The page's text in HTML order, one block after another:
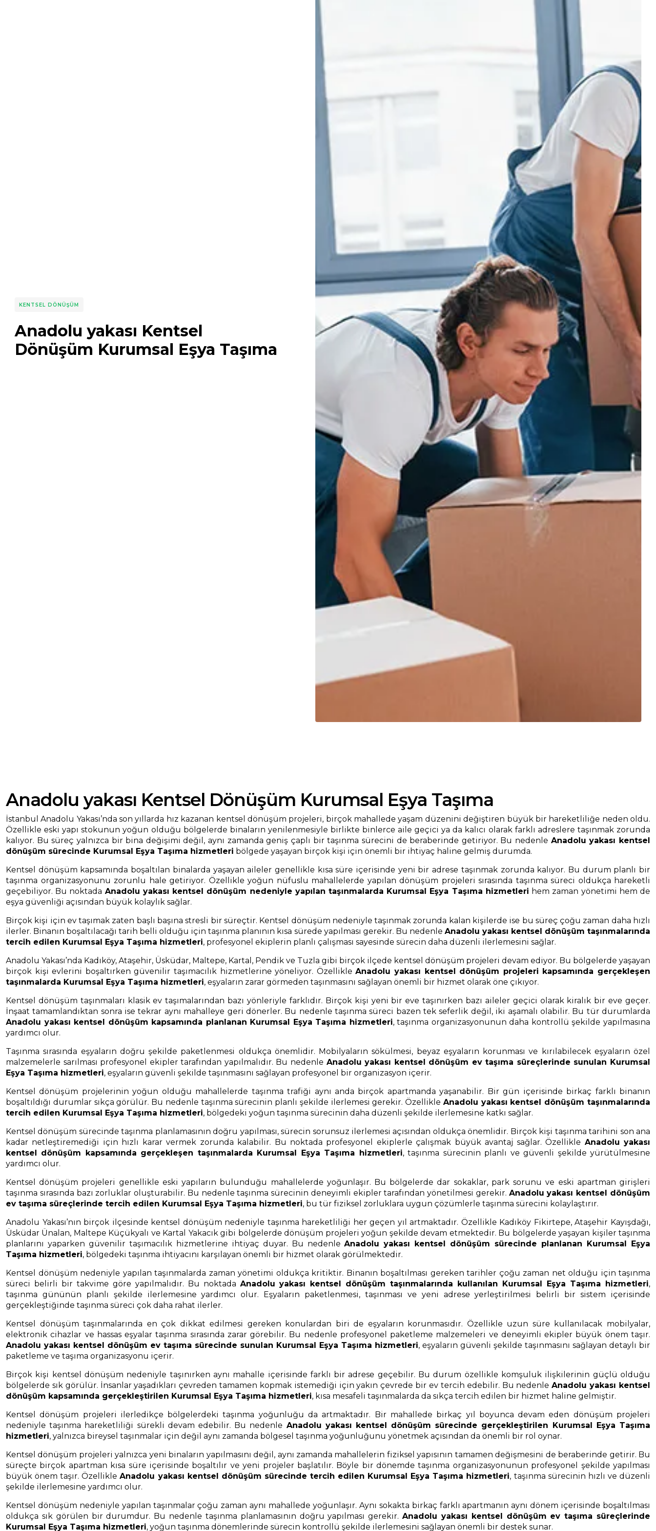
KENTSEL DÖNÜŞÜM
Anadolu yakası Kentsel
Dönüşüm Kurumsal Eşya Taşıma
Anadolu yakası Kentsel Dönüşüm Kurumsal Eşya Taşıma
İstanbul Anadolu Yakası’nda son yıllarda hız kazanan kentsel dönüşüm projeleri, birçok mahallede yaşam düzenini değiştiren büyük bir hareketliliğe neden oldu.
Özellikle eski yapı stokunun yoğun olduğu bölgelerde binaların yenilenmesiyle birlikte binlerce aile geçici ya da kalıcı olarak farklı adreslere taşınmak zorunda
kalıyor. Bu süreç yalnızca bir bina değişimi değil, aynı zamanda geniş çaplı bir taşınma sürecini de beraberinde getiriyor. Bu nedenle Anadolu yakası kentsel
dönüşüm sürecinde Kurumsal Eşya Taşıma hizmetleri bölgede yaşayan birçok kişi için önemli bir ihtiyaç haline gelmiş durumda.
Kentsel dönüşüm kapsamında boşaltılan binalarda yaşayan aileler genellikle kısa süre içerisinde yeni bir adrese taşınmak zorunda kalıyor. Bu durum planlı bir
taşınma organizasyonunu zorunlu hale getiriyor. Özellikle yoğun nüfuslu mahallelerde yapılan dönüşüm projeleri sırasında taşınma süreci oldukça hareketli
geçebiliyor. Bu noktada Anadolu yakası kentsel dönüşüm nedeniyle yapılan taşınmalarda Kurumsal Eşya Taşıma hizmetleri hem zaman yönetimi hem de
eşya güvenliği açısından büyük kolaylık sağlar.
Birçok kişi için ev taşımak zaten başlı başına stresli bir süreçtir. Kentsel dönüşüm nedeniyle taşınmak zorunda kalan kişilerde ise bu süreç çoğu zaman daha hızlı
ilerler. Binanın boşaltılacağı tarih belli olduğu için taşınma planının kısa sürede yapılması gerekir. Bu nedenle Anadolu yakası kentsel dönüşüm taşınmalarında
tercih edilen Kurumsal Eşya Taşıma hizmetleri, profesyonel ekiplerin planlı çalışması sayesinde sürecin daha düzenli ilerlemesini sağlar.
Anadolu Yakası’nda Kadıköy, Ataşehir, Üsküdar, Maltepe, Kartal, Pendik ve Tuzla gibi birçok ilçede kentsel dönüşüm projeleri devam ediyor. Bu bölgelerde yaşayan
birçok kişi evlerini boşaltırken güvenilir taşımacılık hizmetlerine yöneliyor. ÖzellikleAnadolu yakası kentsel dönüşüm projeleri kapsamında gerçekleşen
taşınmalarda Kurumsal Eşya Taşıma hizmetleri, eşyaların zarar görmeden taşınmasını sağlayan önemli bir hizmet olarak öne çıkıyor.
Kentsel dönüşüm taşınmaları klasik ev taşımalarından bazı yönleriyle farklıdır. Birçok kişi yeni bir eve taşınırken bazı aileler geçici olarak kiralık bir eve geçer.
İnşaat tamamlandıktan sonra ise tekrar aynı mahalleye geri dönerler. Bu nedenle taşınma süreci bazen tek seferlik değil, iki aşamalı olabilir. Bu tür durumlarda
Anadolu yakası kentsel dönüşüm kapsamında planlanan Kurumsal Eşya Taşıma hizmetleri, taşınma organizasyonunun daha kontrollü şekilde yapılmasına
yardımcı olur.
Taşınma sırasında eşyaların doğru şekilde paketlenmesi oldukça önemlidir. Mobilyaların sökülmesi, beyaz eşyaların korunması ve kırılabilecek eşyaların özel
malzemelerle sarılması profesyonel ekipler tarafından yapılmalıdır. Bu nedenle Anadolu yakası kentsel dönüşüm ev taşıma süreçlerinde sunulan Kurumsal
Eşya Taşıma hizmetleri, eşyaların güvenli şekilde taşınmasını sağlayan profesyonel bir organizasyon içerir.
Kentsel dönüşüm projelerinin yoğun olduğu mahallelerde taşınma trafiği aynı anda birçok apartmanda yaşanabilir. Bir gün içerisinde birkaç farklı binanın
boşaltıldığı durumlar sıkça görülür. Bu nedenle taşınma sürecinin planlı şekilde ilerlemesi gerekir. Özellikle Anadolu yakası kentsel dönüşüm taşınmalarında
tercih edilen Kurumsal Eşya Taşıma hizmetleri, bölgedeki yoğun taşınma sürecinin daha düzenli şekilde ilerlemesine katkı sağlar.
Kentsel dönüşüm sürecinde taşınma planlamasının doğru yapılması, sürecin sorunsuz ilerlemesi açısından oldukça önemlidir. Birçok kişi taşınma tarihini son ana
kadar netleştiremediği için hızlı karar vermek zorunda kalabilir. Bu noktada profesyonel ekiplerle çalışmak büyük avantaj sağlar. Özellikle Anadolu yakası
kentsel dönüşüm kapsamında gerçekleşen taşınmalarda Kurumsal Eşya Taşıma hizmetleri, taşınma sürecinin planlı ve güvenli şekilde yürütülmesine
yardımcı olur.
Kentsel dönüşüm projeleri genellikle eski yapıların bulunduğu mahallelerde yoğunlaşır. Bu bölgelerde dar sokaklar, park sorunu ve eski apartman girişleri
taşınma sırasında bazı zorluklar oluşturabilir. Bu nedenle taşınma sürecinin deneyimli ekipler tarafından yönetilmesi gerekir. Anadolu yakası kentsel dönüşüm
ev taşıma süreçlerinde tercih edilen Kurumsal Eşya Taşıma hizmetleri, bu tür fiziksel zorluklara uygun çözümlerle taşınma sürecini kolaylaştırır.
Anadolu Yakası’nın birçok ilçesinde kentsel dönüşüm nedeniyle taşınma hareketliliği her geçen yıl artmaktadır. Özellikle Kadıköy Fikirtepe, Ataşehir Kayışdağı,
Üsküdar Ünalan, Maltepe Küçükyalı ve Kartal Yakacık gibi bölgelerde dönüşüm projeleri yoğun şekilde devam etmektedir. Bu bölgelerde yaşayan kişiler taşınma
planlarını yaparken güvenilir taşımacılık hizmetlerine ihtiyaç duyar. Bu nedenleAnadolu yakası kentsel dönüşüm sürecinde planlanan Kurumsal Eşya
Taşıma hizmetleri, bölgedeki taşınma ihtiyacını karşılayan önemli bir hizmet olarak görülmektedir.
Kentsel dönüşüm nedeniyle yapılan taşınmalarda zaman yönetimi oldukça kritiktir. Binanın boşaltılması gereken tarihler çoğu zaman net olduğu için taşınma
süreci belirli bir takvime göre yapılmalıdır. Bu noktada Anadolu yakası kentsel dönüşüm taşınmalarında kullanılan Kurumsal Eşya Taşıma hizmetleri,
taşınma gününün planlı şekilde ilerlemesine yardımcı olur. Eşyaların paketlenmesi, taşınması ve yeni adrese yerleştirilmesi belirli bir sistem içerisinde
gerçekleştiğinde taşınma süreci çok daha rahat ilerler.
Kentsel dönüşüm taşınmalarında en çok dikkat edilmesi gereken konulardan biri de eşyaların korunmasıdır. Özellikle uzun süre kullanılacak mobilyalar,
elektronik cihazlar ve hassas eşyalar taşınma sırasında zarar görebilir. Bu nedenle profesyonel paketleme malzemeleri ve deneyimli ekipler büyük önem taşır.
Anadolu yakası kentsel dönüşüm ev taşıma sürecinde sunulan Kurumsal Eşya Taşıma hizmetleri, eşyaların güvenli şekilde taşınmasını sağlayan detaylı bir
paketleme ve taşıma organizasyonu içerir.
Birçok kişi kentsel dönüşüm nedeniyle taşınırken aynı mahalle içerisinde farklı bir adrese geçebilir. Bu durum özellikle komşuluk ilişkilerinin güçlü olduğu
bölgelerde sık görülür. İnsanlar yaşadıkları çevreden tamamen kopmak istemediği için yakın çevrede bir ev tercih edebilir. Bu nedenleAnadolu yakası kentsel
dönüşüm kapsamında gerçekleştirilen Kurumsal Eşya Taşıma hizmetleri, kısa mesafeli taşınmalarda da sıkça tercih edilen bir hizmet haline gelmiştir.
Kentsel dönüşüm projeleri ilerledikçe bölgelerdeki taşınma yoğunluğu da artmaktadır. Bir mahallede birkaç yıl boyunca devam eden dönüşüm projeleri
nedeniyle taşınma hareketliliği sürekli devam edebilir. Bu nedenle Anadolu yakası kentsel dönüşüm sürecinde gerçekleştirilen Kurumsal Eşya Taşıma
hizmetleri, yalnızca bireysel taşınmalar için değil aynı zamanda bölgesel taşınma yoğunluğunu yönetmek açısından da önemli bir rol oynar.
Kentsel dönüşüm projeleri yalnızca yeni binaların yapılmasını değil, aynı zamanda mahallelerin fiziksel yapısının tamamen değişmesini de beraberinde getirir. Bu
süreçte birçok apartman kısa süre içerisinde boşaltılır ve yeni projeler başlatılır. Böyle bir dönemde taşınma organizasyonunun profesyonel şekilde yapılması
büyük önem taşır. ÖzellikleAnadolu yakası kentsel dönüşüm sürecinde tercih edilen Kurumsal Eşya Taşıma hizmetleri, taşınma sürecinin hızlı ve düzenli
şekilde ilerlemesine yardımcı olur.
Kentsel dönüşüm nedeniyle yapılan taşınmalar çoğu zaman aynı mahallede yoğunlaşır. Aynı sokakta birkaç farklı apartmanın aynı dönem içerisinde boşaltılması
oldukça sık görülen bir durumdur. Bu nedenle taşınma planlamasının doğru yapılması gerekir. Anadolu yakası kentsel dönüşüm ev taşıma süreçlerinde
Kurumsal Eşya Taşıma hizmetleri, yoğun taşınma dönemlerinde sürecin kontrollü şekilde ilerlemesini sağlayan önemli bir destek sunar.